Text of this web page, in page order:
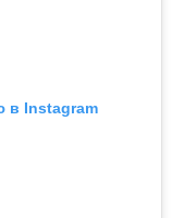
в Instagram